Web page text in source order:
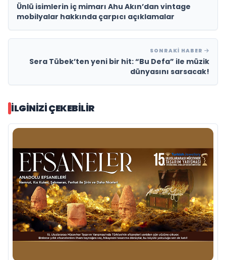
Ünlü isimlerin iç mimarı Ahu Akın’dan vintage
mobilyalar hakkında çarpıcı açıklamalar
SONRAKI HABER
Sera Tübek’ten yeni bir hit: “Bu Defa” ile müzik
dünyasını sarsacak!
İLGINIZI ÇEKEBILIR